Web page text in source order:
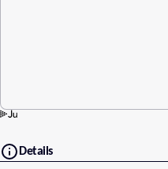
Details